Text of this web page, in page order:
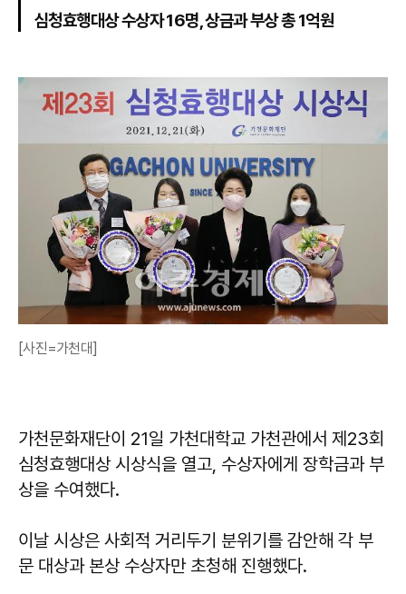
심청효행대상 수상자 16명, 상금과 부상 총 1억원
[사진=가천대]
가천문화재단이 21일 가천대학교 가천관에서 제23회
심청효행대상 시상식을 열고, 수상자에게 장학금과 부
상을 수여했다.
이날 시상은 사회적 거리두기 분위기를 감안해 각 부
문 대상과 본상 수상자만 초청해 진행했다.